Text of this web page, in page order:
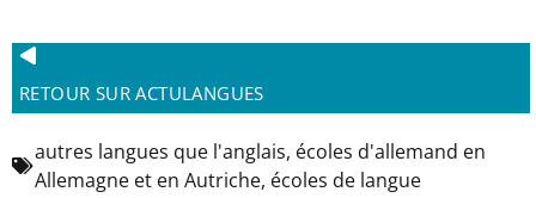
RETOUR SUR ACTULANGUES
autres langues que l'anglais, écoles d'allemand en
Allemagne et en Autriche, écoles de langue